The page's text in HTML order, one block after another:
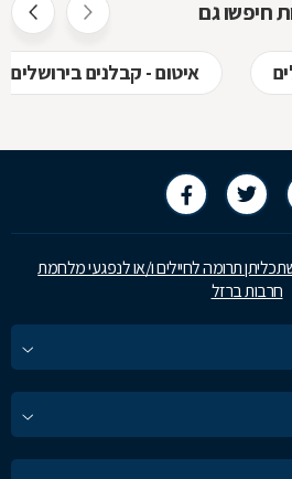
חיפשו גם
איטום - קבלנים בירושלים
תרומה לחיילים ו/או לנפגעי מלחמת
חרבות ברזל